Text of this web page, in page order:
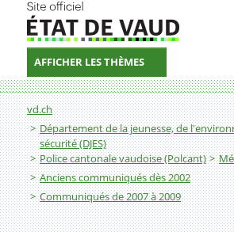
AFFICHER LES THÈMES
Fil d'Ariane
vd.ch
Département de la jeunesse, de
sécurité (DJES)
Police cantonale vaudoise (Polcant)
Anciens communiqués dès 2002
Communiqués de 2007 à 2009
03.09.2007